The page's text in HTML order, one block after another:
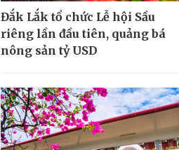
Đắk Lắk tổ chức Lễ hội Sầu
riêng lần đầu tiên, quảng bá
nông sản tỷ USD